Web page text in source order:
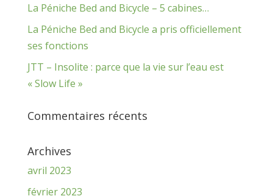
La Péniche Bed and Bicycle – 5 cabines…
La Péniche Bed and Bicycle a pris officiellement
ses fonctions
JTT – Insolite : parce que la vie sur l’eau est
« Slow Life »
Commentaires récents
Archives
avril 2023
février 2023